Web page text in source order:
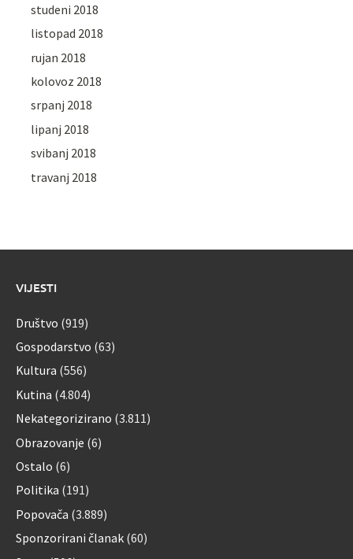
studeni 2018
listopad 2018
rujan 2018
kolovoz 2018
srpanj 2018
lipanj 2018
svibanj 2018
travanj 2018
VIJESTI
Društvo (919)
Gospodarstvo (63)
Kultura (556)
Kutina (4.804)
Nekategorizirano (3.811)
Obrazovanje (6)
Ostalo (6)
Politika (191)
Popovača (3.889)
Sponzorirani članak (60)